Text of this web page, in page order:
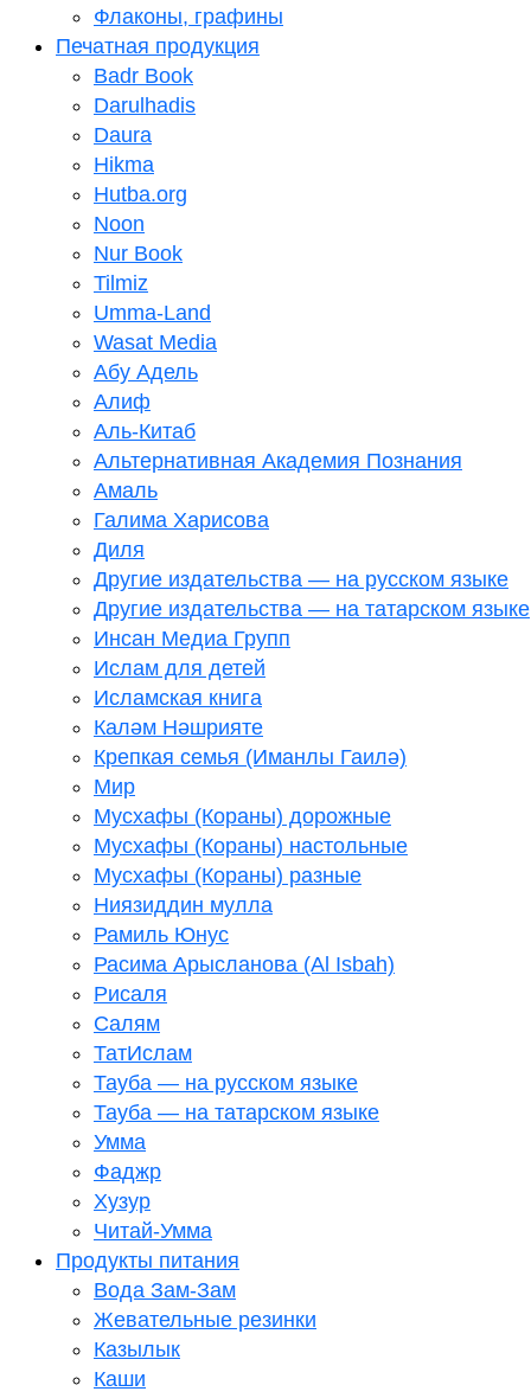
Флаконы, графины
Печатная продукция
Badr Book
Darulhadis
Daura
Hikma
Hutba.org
Noon
Nur Book
Tilmiz
Umma-Land
Wasat Media
Абу Адель
Алиф
Аль-Китаб
Альтернативная Академия Познания
Амаль
Галима Харисова
Диля
Другие издательства — на русском языке
Другие издательства — на татарском языке
Инсан Медиа Групп
Ислам для детей
Исламская книга
Каләм Нәшрияте
Крепкая семья (Иманлы Гаилә)
Мир
Мусхафы (Кораны) дорожные
Мусхафы (Кораны) настольные
Мусхафы (Кораны) разные
Ниязиддин мулла
Рамиль Юнус
Расима Арысланова (Al Isbah)
Рисаля
Салям
ТатИслам
Тауба — на русском языке
Тауба — на татарском языке
Умма
Фаджр
Хузур
Читай-Умма
Продукты питания
Вода Зам-Зам
Жевательные резинки
Казылык
Каши